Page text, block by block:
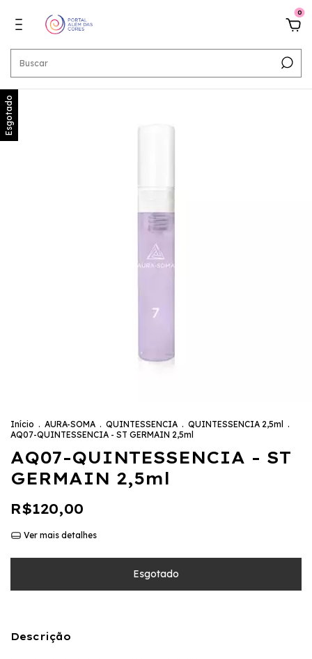
0
Esgotado
Início . AURA-SOMA . QUINTESSENCIA . QUINTESSENCIA 2,5ml
.
AQ07-QUINTESSENCIA - ST GERMAIN 2,5ml
AQ07-QUINTESSENCIA - ST
GERMAIN 2,5ml
R$120,00
Ver mais detalhes
Descrição